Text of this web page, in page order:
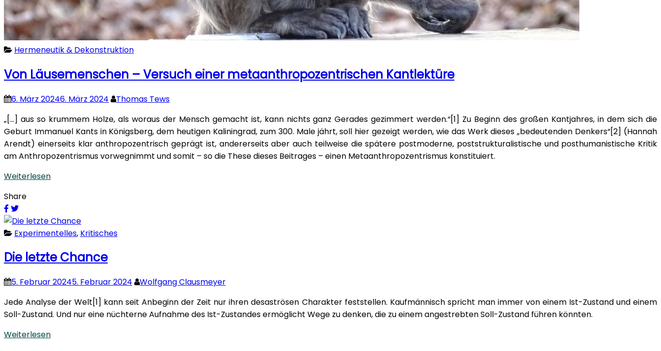
Hermeneutik & Dekonstruktion
Von Läusemenschen – Versuch einer metaanthropozentrischen Kantlektüre
6. März 20246. März 2024
Thomas Tews
„[…] aus so krummem Holze, als woraus der Mensch gemacht ist, kann nichts ganz Gerades gezimmert werden.“[1] Zu Beginn des großen Kantjahres, in dem sich die
Geburt Immanuel Kants in Königsberg, dem heutigen Kaliningrad, zum 300. Male jährt, soll hier gezeigt werden, wie das Werk dieses „bedeutenden Denkers“[2] (Hannah
Arendt) einerseits klar anthropozentrisch geprägt ist, andererseits aber auch teilweise die spätere postmoderne, poststrukturalistische und posthumanistische Kritik
am Anthropozentrismus vorwegnimmt und somit – so die These dieses Beitrages – einen Metaanthropozentrismus konstituiert.
Weiterlesen
Share
Experimentelles, Kritisches
Die letzte Chance
5. Februar 20245. Februar 2024
Wolfgang Clausmeyer
Jede Analyse der Welt[1] kann seit Anbeginn der Zeit nur ihren desaströsen Charakter feststellen. Kaufmännisch spricht man immer von einem Ist-Zustand und einem
Soll-Zustand. Und nur eine nüchterne Aufnahme des Ist-Zustandes ermöglicht Wege zu denken, die zu einem angestrebten Soll-Zustand führen könnten.
Weiterlesen